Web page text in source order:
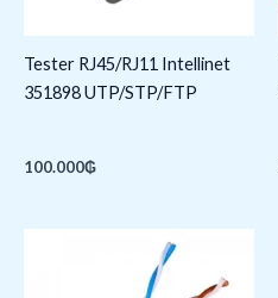
Tester RJ45/RJ11 Intellinet
351898 UTP/STP/FTP
100.000₲